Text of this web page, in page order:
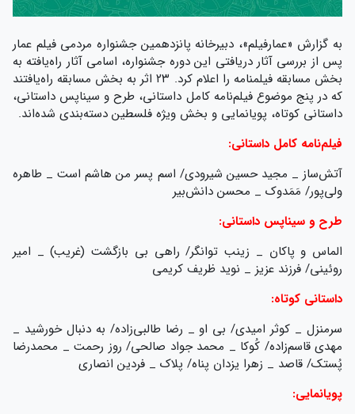
به گزارش «عمارفیلم»، دبیرخانه پانزدهمین جشنواره مردمی فیلم عمار
پس از بررسی‌ آثار دریافتی این دوره جشنواره، اسامی آثار راه‌یافته به
بخش مسابقه فیلمنامه را اعلام کرد. ۲۳ اثر به بخش مسابقه راه‌یافتند
که در پنج موضوع فیلم‌نامه کامل داستانی، طرح و سیناپس داستانی،
داستانی کوتاه، پویانمایی و بخش ویژه فلسطین دسته‌بندی شده‌اند.
فیلم‌نامه کامل داستانی:
آتش‌ساز _ مجید حسین شیرودی/ اسم پسر من هاشم است _ طاهره
ولی‌پور/ مَمَدوک _ محسن دانش‌بیر
طرح و سیناپس داستانی:
الماس و پاکان _ زینب توانگر/ راهی بی بازگشت (غریب) _ امیر
روئینی/ فرزند عزیز _ نوید ظریف کریمی
داستانی کوتاه:
سرمنزل _ کوثر امیدی/ بی او _ رضا طالبی‌زاده/ به دنبال خورشید _
مهدی قاسم‌زاده/ کُوکا _ محمد جواد صالحی/ روز رحمت _ محمدرضا
پُستک/ قاصد _ زهرا یزدان پناه/ پلاک _ فردین انصاری
پویانمایی: